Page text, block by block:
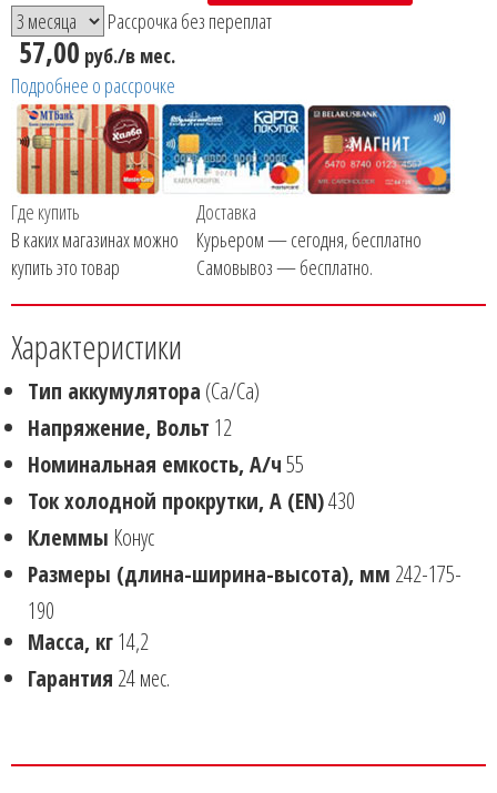
Рассрочка без переплат
57,00 руб./в мес.
Подробнее о рассрочке
Где купить
В каких магазинах можно
купить это товар
Доставка
Курьером — сегодня, бесплатно
Самовывоз — бесплатно.
Характеристики
Тип аккумулятора (Ca/Ca)
Напряжение, Вольт 12
Номинальная емкость, А/ч55
Ток холодной прокрутки, А (EN)430
Клеммы Конус
Размеры (длина-ширина-высота), мм 242-175-
190
Масса, кг14,2
Гарантия 24 мес.